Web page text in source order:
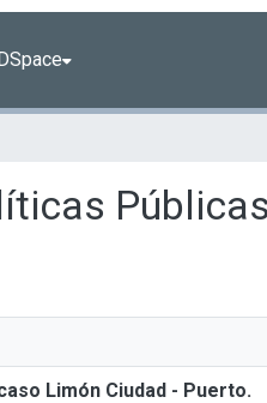
Limón Ciudad - Puerto.